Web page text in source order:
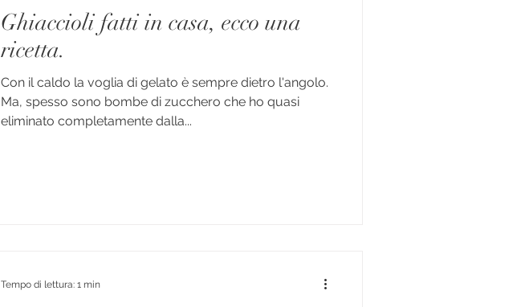
Ghiaccioli fatti in casa, ecco una
ricetta.
Con il caldo la voglia di gelato è sempre dietro l'angolo.
Ma, spesso sono bombe di zucchero che ho quasi
eliminato completamente dalla...
Tempo di lettura: 1 min